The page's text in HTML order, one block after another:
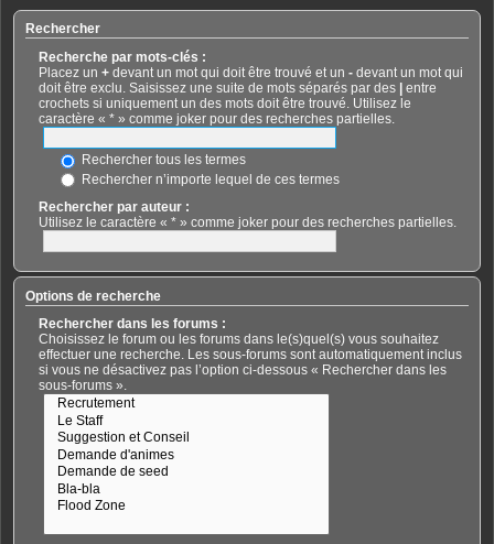
Rechercher
Recherche par mots-clés :
Placez un + devant un mot qui doit être trouvé et un - devant un mot qui
doit être exclu. Saisissez une suite de mots séparés par des
entre
crochets si uniquement un des mots doit être trouvé. Utilisez le
caractère « * » comme joker pour des recherches partielles.
Rechercher tous les termes
Rechercher n’importe lequel de ces termes
Rechercher par auteur :
Utilisez le caractère « * » comme joker pour des recherches partielles.
Options de recherche
Rechercher dans les forums :
Choisissez le forum ou les forums dans le(s)quel(s) vous souhaitez
effectuer une recherche. Les sous-forums sont automatiquement inclus
si vous ne désactivez pas l’option ci-dessous « Rechercher dans les
sous-forums ».